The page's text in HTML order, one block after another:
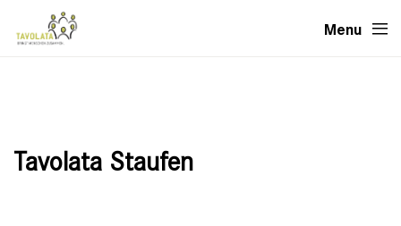
Menu
Tavolata Staufen